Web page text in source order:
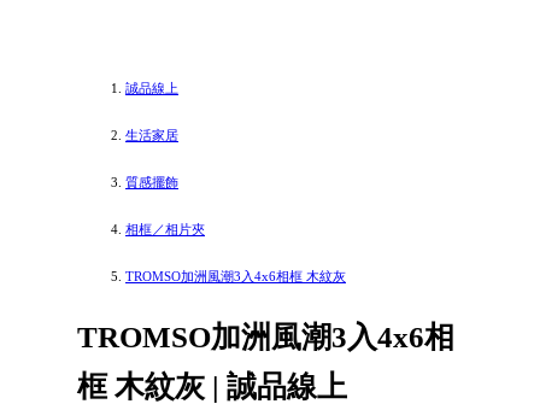
誠品線上
生活家居
質感擺飾
相框／相片夾
TROMSO加洲風潮3入4x6相框 木紋灰
TROMSO加洲風潮3入4x6相
框 木紋灰 | 誠品線上